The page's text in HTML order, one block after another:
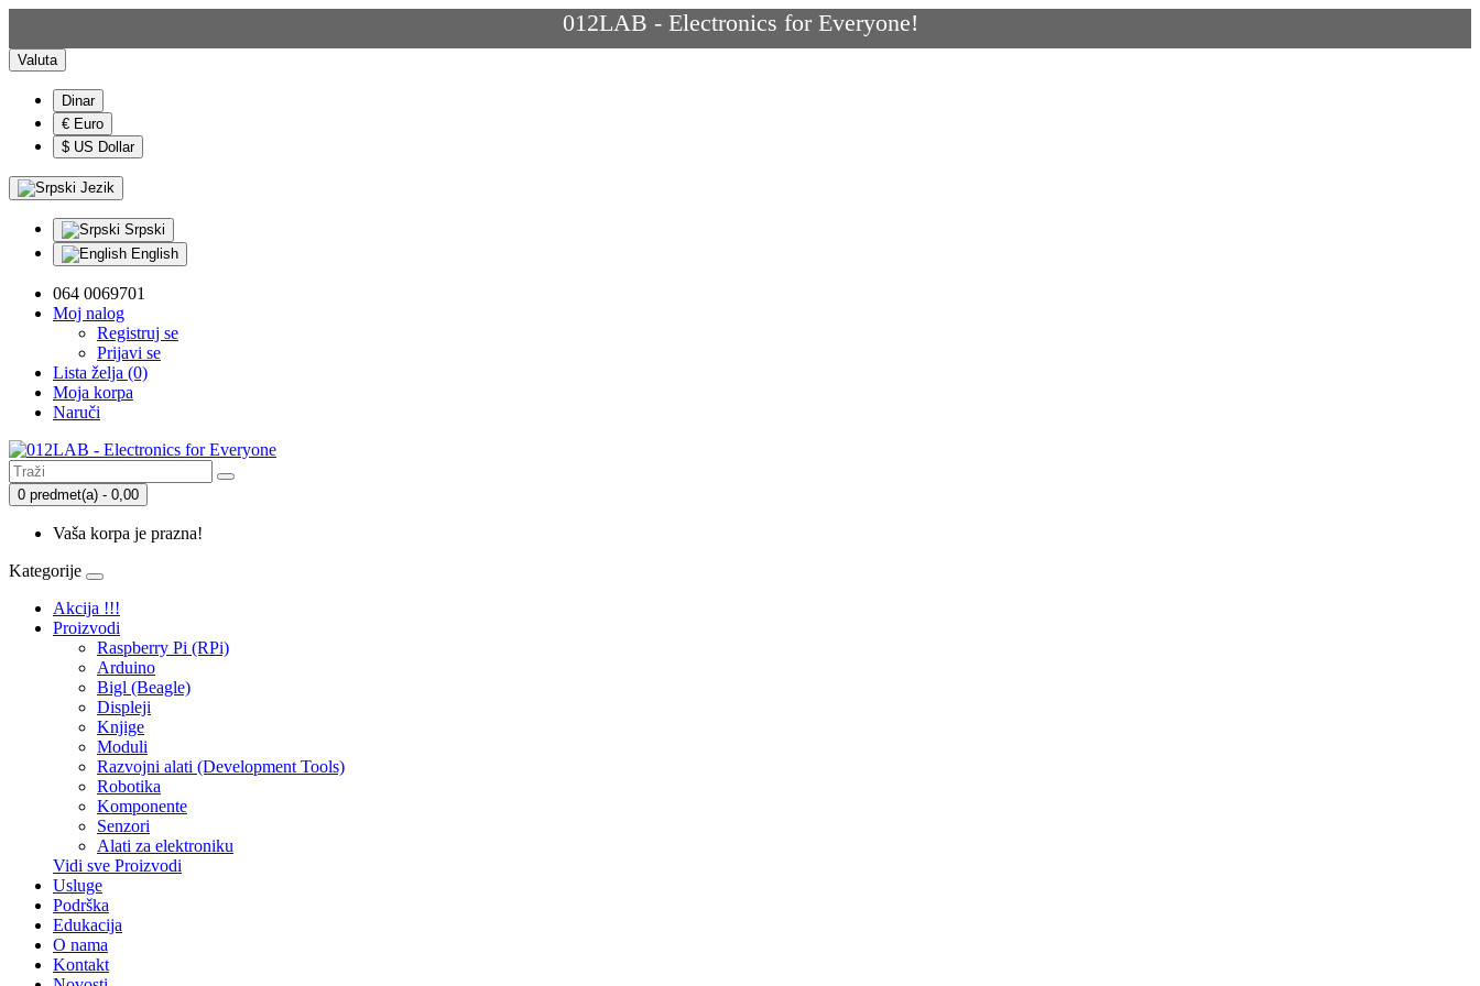
012LAB - Electronics for Everyone!
Valuta
Dinar
€ Euro
$ US Dollar
Jezik
Srpski
English
064 0069701
Moj nalog
Registruj se
Prijavi se
Lista želja (0)
Moja korpa
Naruči
0 predmet(a) - 0,00
Vaša korpa je prazna!
Kategorije
Akcija !!!
Proizvodi
Raspberry Pi (RPi)
Arduino
Bigl (Beagle)
Displеji
Knjige
Moduli
Razvojni alati (Development Tools)
Robotika
Komponente
Senzori
Alati za elektroniku
Vidi sve Proizvodi
Usluge
Podrška
Edukacija
O nama
Kontakt